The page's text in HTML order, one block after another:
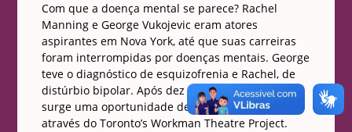
Com que a doença mental se parece? Rachel
Manning e George Vukojevic eram atores
aspirantes em Nova York, até que suas carreiras
foram interrompidas por doenças mentais. George
teve o diagnóstico de esquizofrenia e Rachel, de
distúrbio bipolar. Após dez anos em tratamento,
surge uma oportunidade de voltar ao palco
através do Toronto’s Workman Theatre Project.